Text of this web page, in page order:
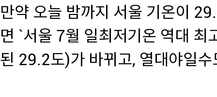
만약 오늘 밤까지 서울 기온이
면 `서울 7월 일최저기온 역대
된 29.2도)가 바뀌고, 열대야일